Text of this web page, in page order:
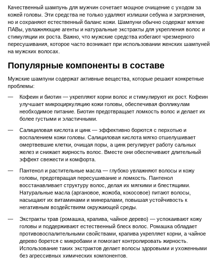
Качественный шампунь для мужчин сочетает мощное очищение с уходом за
кожей головы. Эти средства не только удаляют излишки себума и загрязнения,
но и сохраняют естественный баланс кожи. Шампуни обычно содержат мягкие
ПАВы, увлажняющие агенты и натуральные экстракты для укрепления волос и
стимуляции их роста. Важно, что мужские средства избегают чрезмерного
пересушивания, которое часто возникает при использовании женских шампуней
на мужских волосах.
Популярные компоненты в составе
Мужские шампуни содержат активные вещества, которые решают конкретные
проблемы:
Кофеин и биотин — укрепляют корни волос и стимулируют их рост. Кофеин
улучшает микроциркуляцию кожи головы, обеспечивая фолликулам
необходимое питание. Биотин предотвращает ломкость волос и делает их
более густыми и эластичными.
Салициловая кислота и цинк — эффективно борются с перхотью и
воспалением кожи головы. Салициловая кислота мягко отшелушивает
омертвевшие клетки, очищая поры, а цинк регулирует работу сальных
желез и снижает жирность волос. Вместе они обеспечивают длительный
эффект свежести и комфорта.
Пантенол и растительные масла — глубоко увлажняют волосы и кожу
головы, предотвращая пересушивание и ломкость. Пантенол
восстанавливает структуру волос, делая их мягкими и блестящими.
Натуральные масла (аргановое, жожоба, кокосовое) питают волосы,
насыщают их витаминами и минералами, повышая устойчивость к
негативным воздействиям окружающей среды.
Экстракты трав (ромашка, крапива, чайное дерево) — успокаивают кожу
головы и поддерживают естественный блеск волос. Ромашка обладает
противовоспалительными свойствами, крапива укрепляет корни, а чайное
дерево борется с микробами и помогает контролировать жирность.
Использование таких экстрактов делает волосы здоровыми и ухоженными
без агрессивных химических компонентов.